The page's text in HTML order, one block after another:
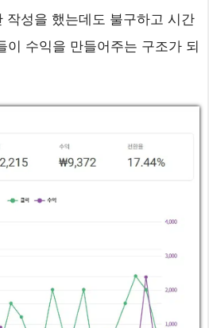
작성을 했는데도 불구하고 시간
이 수익을 만들어주는 구조가 되